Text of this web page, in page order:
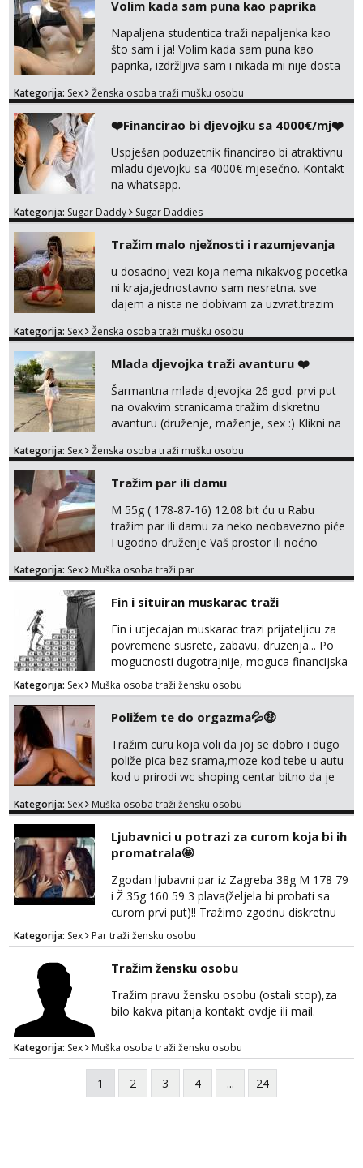
Volim kada sam puna kao paprika
Napaljena studentica traži napaljenka kao
što sam i ja! Volim kada sam puna kao
paprika, izdržljiva sam i nikada mi nije dosta
bilo kad i bilo gdje zato se javi što prije da
tamo, cekam te!
Kategorija: Sex Ženska osoba traži mušku osobu
❤️Financirao bi djevojku sa 4000€/mj❤️
Uspješan poduzetnik financirao bi atraktivnu
mladu djevojku sa 4000€ mjesečno. Kontakt
na whatsapp.
Kategorija: Sugar Daddy Sugar Daddies
Tražim malo nježnosti i razumjevanja
u dosadnoj vezi koja nema nikakvog pocetka
ni kraja,jednostavno sam nesretna. sve
dajem a nista ne dobivam za uzvrat.trazim
trazim puno samo malo njeznosti i
poljupce po tijelu koji me jako
pale,obozavam kad muskarac preuzme
kontrolu . javi se :) Klikni na link ispod i nadji
me tamo, cekam te!
Kategorija: Sex Ženska osoba traži mušku osobu
Mlada djevojka traži avanturu ❤️
Šarmantna mlada djevojka 26 god. prvi put
na ovakvim stranicama tražim diskretnu
avanturu (druženje, maženje, sex :) Klikni na
Kategorija: Sex Ženska osoba traži mušku osobu
Tražim par ili damu
M 55g ( 178-87-16) 12.08 bit ću u Rabu
tražim par ili damu za neko neobavezno piće
I ugodno druženje Vaš prostor ili noćno
trata.vrh@gmail.com
Kategorija: Sex Muška osoba traži par
Fin i situiran muskarac traži
Fin i utjecajan muskarac trazi prijateljicu za
povremene susrete, zabavu, druzenja... Po
mogucnosti dugotrajnije, moguca financijska
potpora!
Kategorija: Sex Muška osoba traži žensku osobu
Poližem te do orgazma💦🤑
Tražim curu koja voli da joj se dobro i dugo
poliže pica bez srama,moze kod tebe u autu
kod u prirodi wc shoping centar bitno da je
jer nisam solo. Zgodan sam i diskretan,sliku
za brz dogovor Kontakt 0958759047
Kategorija: Sex Muška osoba traži žensku osobu
Ljubavnici u potrazi za curom koja bi ih
promatrala🤩
Zgodan ljubavni par iz Zagreba 38g M 178 79
i Ž 35g 160 59 3 plava(željela bi probati sa
curom prvi put)!! Tražimo zgodnu diskretnu
curu koja bi nas promatrala dok imamo
žestok odnos. Može se pridruziti ali i ne
mora.Bitno da uzivamo diskretno anonimno
bez upoznavanja puno.Sliku mozemo
razmjeniti,ali najbolje uzivo se upoznati. Na
goo smo do 15.8 poslije tog mozemo se
Kategorija: Sex Par traži žensku osobu
Tražim žensku osobu
Tražim pravu žensku osobu (ostali stop),za
bilo kakva pitanja kontakt ovdje ili mail.
Kategorija: Sex Muška osoba traži žensku osobu
1 2 3 4 ... 24